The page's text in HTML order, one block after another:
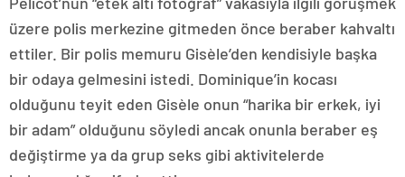
üzere polis merkezine gitmeden önce beraber kahvaltı
ettiler. Bir polis memuru Gisèle’den kendisiyle başka
bir odaya gelmesini istedi. Dominique’in kocası
olduğunu teyit eden Gisèle onun “harika bir erkek, iyi
bir adam” olduğunu söyledi ancak onunla beraber eş
değiştirme ya da grup seks gibi aktivitelerde